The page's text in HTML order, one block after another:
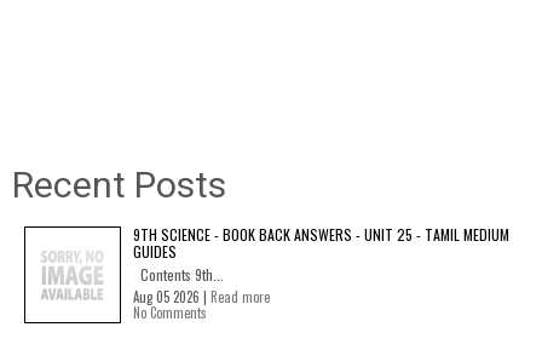
Recent Posts
9TH SCIENCE - BOOK BACK ANSWERS - UNIT 25 - TAMIL MEDIUM
GUIDES
Contents 9th...
Aug 05 2026 | Read more
No Comments